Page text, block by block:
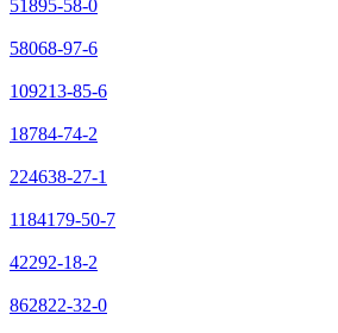
51895-58-0
58068-97-6
109213-85-6
18784-74-2
224638-27-1
1184179-50-7
42292-18-2
862822-32-0